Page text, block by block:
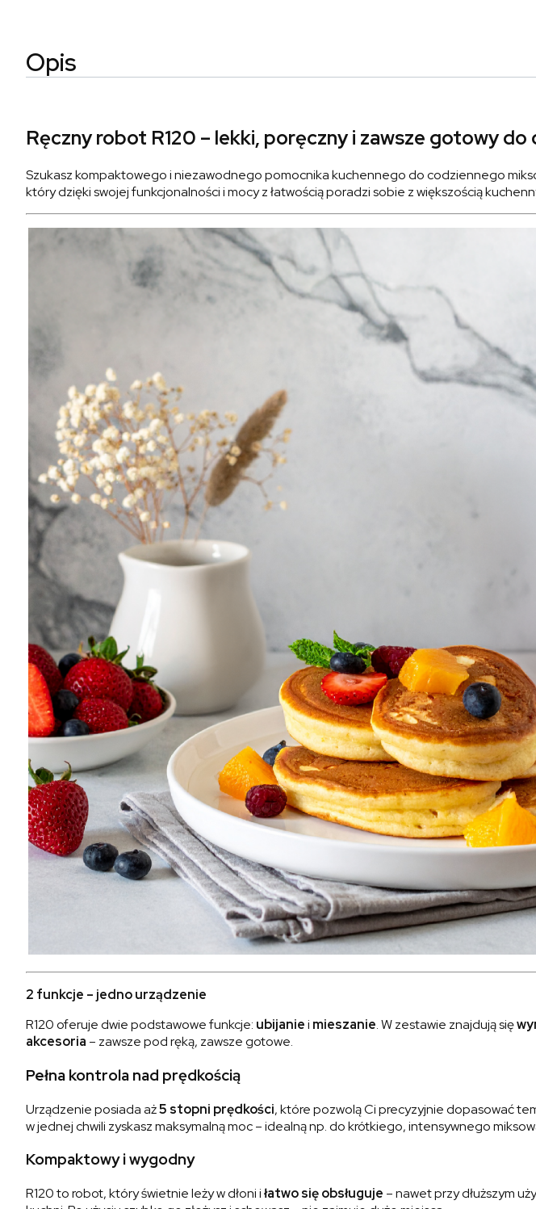
Opis
Ręczny robot R120 – lekki, poręczny i zawsze gotowy do
Szukasz kompaktowego i niezawodnego pomocnika kuchennego do codziennego
który dzięki swojej funkcjonalności i mocy z łatwością poradzi sobie z większością
2 funkcje – jedno urządzenie
R120 oferuje dwie podstawowe funkcje: ubijaniei mieszanie. W zestawie znajdują się
akcesoria – zawsze pod ręką, zawsze gotowe.
Pełna kontrola nad prędkością
Urządzenie posiada aż5 stopni prędkości, które pozwolą Ci precyzyjnie dopasować
w jednej chwili zyskasz maksymalną moc – idealną np. do krótkiego, intensywnego
Kompaktowy i wygodny
R120 to robot, który świetnie leży w dłoni iłatwo się obsługuje – nawet przy dłuższym